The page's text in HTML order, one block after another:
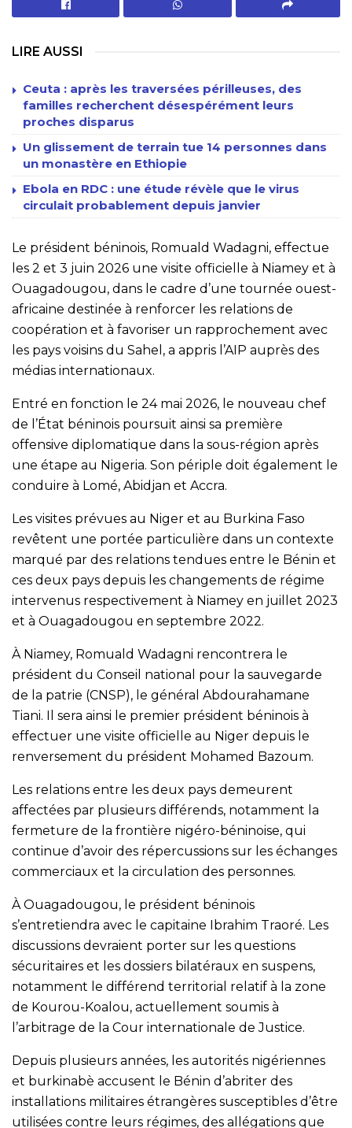
LIRE AUSSI
Ceuta : après les traversées périlleuses, des
familles recherchent désespérément leurs
proches disparus
Un glissement de terrain tue 14 personnes dans
un monastère en Ethiopie
Ebola en RDC : une étude révèle que le virus
circulait probablement depuis janvier
Le président béninois, Romuald Wadagni, effectue
les 2 et 3 juin 2026 une visite officielle à Niamey et à
Ouagadougou, dans le cadre d’une tournée ouest-
africaine destinée à renforcer les relations de
coopération et à favoriser un rapprochement avec
les pays voisins du Sahel, a appris l’AIP auprès des
médias internationaux.
Entré en fonction le 24 mai 2026, le nouveau chef
de l’État béninois poursuit ainsi sa première
offensive diplomatique dans la sous-région après
une étape au Nigeria. Son périple doit également le
conduire à Lomé, Abidjan et Accra.
Les visites prévues au Niger et au Burkina Faso
revêtent une portée particulière dans un contexte
marqué par des relations tendues entre le Bénin et
ces deux pays depuis les changements de régime
intervenus respectivement à Niamey en juillet 2023
et à Ouagadougou en septembre 2022.
À Niamey, Romuald Wadagni rencontrera le
président du Conseil national pour la sauvegarde
de la patrie (CNSP), le général Abdourahamane
Tiani. Il sera ainsi le premier président béninois à
effectuer une visite officielle au Niger depuis le
renversement du président Mohamed Bazoum.
Les relations entre les deux pays demeurent
affectées par plusieurs différends, notamment la
fermeture de la frontière nigéro-béninoise, qui
continue d’avoir des répercussions sur les échanges
commerciaux et la circulation des personnes.
À Ouagadougou, le président béninois
s’entretiendra avec le capitaine Ibrahim Traoré. Les
discussions devraient porter sur les questions
sécuritaires et les dossiers bilatéraux en suspens,
notamment le différend territorial relatif à la zone
de Kourou-Koalou, actuellement soumis à
l’arbitrage de la Cour internationale de Justice.
Depuis plusieurs années, les autorités nigériennes
et burkinabè accusent le Bénin d’abriter des
installations militaires étrangères susceptibles d’être
utilisées contre leurs régimes, des allégations que